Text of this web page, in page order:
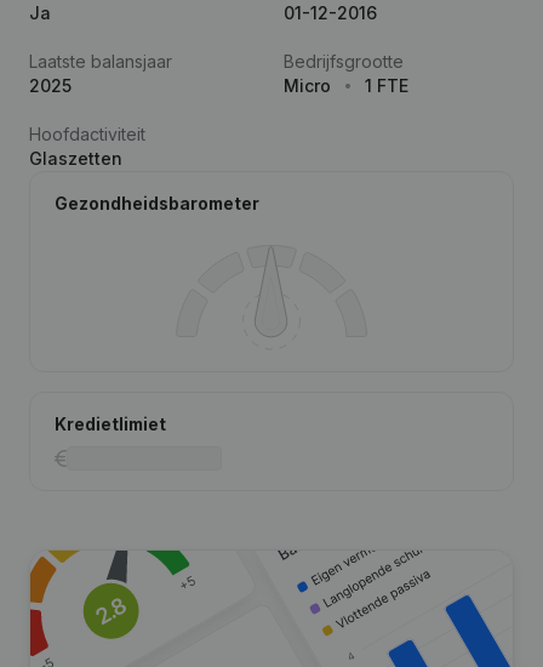
Ja
01-12-2016
Laatste balansjaar
2025
Bedrijfsgrootte
Micro
1 FTE
Hoofdactiviteit
Glaszetten
Gezondheidsbarometer
Kredietlimiet